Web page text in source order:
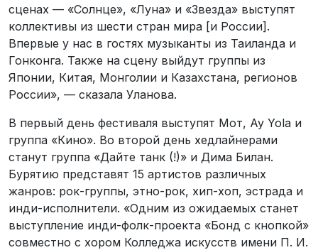
сценах — «Солнце», «Луна» и «Звезда» выступят
коллективы из шести стран мира [и России].
Впервые у нас в гостях музыканты из Таиланда и
Гонконга. Также на сцену выйдут группы из
Японии, Китая, Монголии и Казахстана, регионов
России», — сказала Уланова.
В первый день фестиваля выступят Мот, Ay Yola и
группа «Кино». Во второй день хедлайнерами
станут группа «Дайте танк (!)» и Дима Билан.
Бурятию представят 15 артистов различных
жанров: рок-группы, этно-рок, хип-хоп, эстрада и
инди-исполнители. «Одним из ожидаемых станет
выступление инди-фолк-проекта «Бонд с кнопкой»
совместно с хором Колледжа искусств имени П. И.